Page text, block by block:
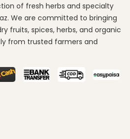
of fresh herbs and specialty
We are committed to bringing
fruits, spices, herbs, and organic
from trusted farmers and